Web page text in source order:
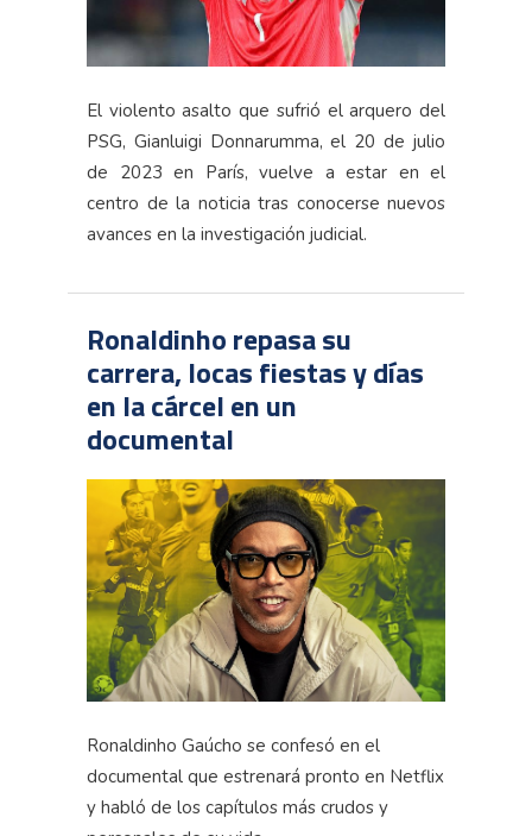
El violento asalto que sufrió el arquero del
PSG, Gianluigi Donnarumma, el 20 de julio
de 2023 en París, vuelve a estar en el
centro de la noticia tras conocerse nuevos
avances en la investigación judicial.
Ronaldinho repasa su
carrera, locas fiestas y días
en la cárcel en un
documental
Ronaldinho Gaúcho se confesó en el
documental que estrenará pronto en Netflix
y habló de los capítulos más crudos y